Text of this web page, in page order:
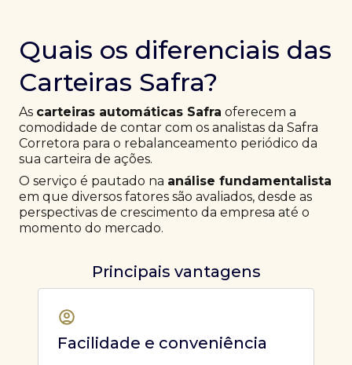
Quais os diferenciais das
Carteiras Safra?
As carteiras automáticas Safra oferecem a
comodidade de contar com os analistas da Safra
Corretora para o rebalanceamento periódico da
sua carteira de ações.
O serviço é pautado na análise fundamentalista
em que diversos fatores são avaliados, desde as
perspectivas de crescimento da empresa até o
momento do mercado.
Principais vantagens
Facilidade e conveniência